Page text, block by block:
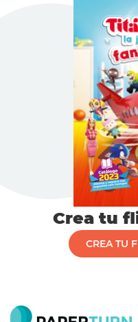
Crea tu
CREA TU